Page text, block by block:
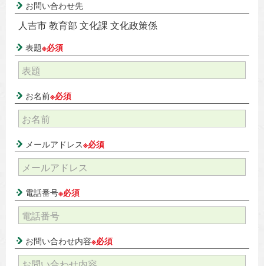
お問い合わせ先
人吉市 教育部 文化課 文化政策係
表題※必須
お名前※必須
メールアドレス※必須
電話番号※必須
お問い合わせ内容※必須